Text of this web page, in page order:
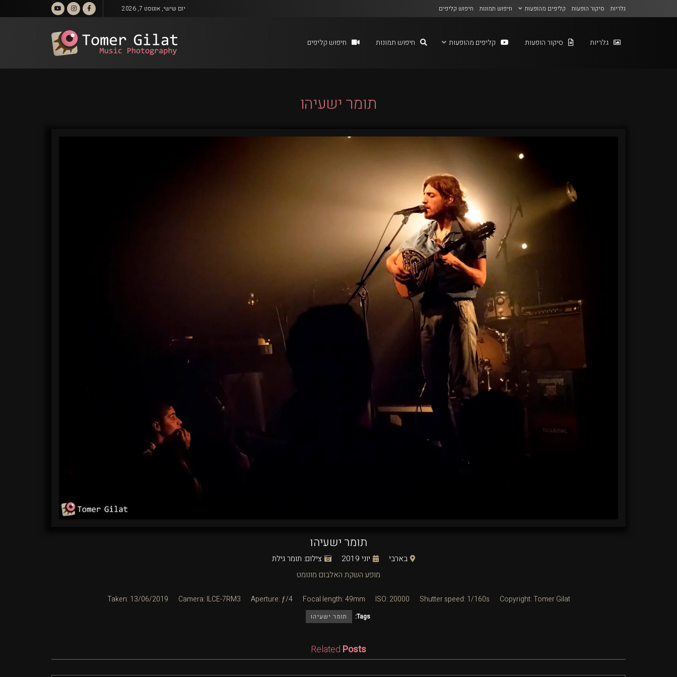
גלריות סיקור הופעות קליפים מהופעות חיפוש תמונות חיפוש קליפים יום שישי, אוגוסט 7, 2026
גלריות סיקור הופעות קליפים מהופעות חיפוש תמונות חיפוש קליפים
תומר ישעיהו
תומר ישעיהו
בארבי יוני 2019
צילום: תומר גילת
מופע השקת האלבום מונומט
Taken: 13/06/2019 Camera: ILCE-7RM3 Aperture: ƒ/4 Focal length: 49mm ISO: 20000 Shutter speed: 1/160s Copyright: Tomer Gilat
Tags: תומר ישעיהו
Related Posts